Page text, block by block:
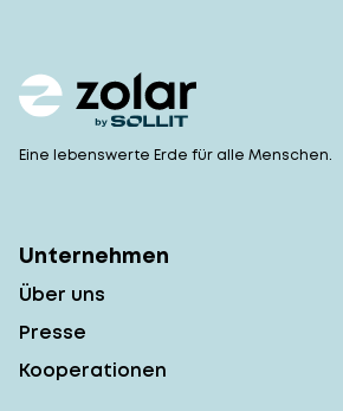
Eine lebenswerte Erde für alle Menschen.
Unternehmen
Über uns
Presse
Kooperationen